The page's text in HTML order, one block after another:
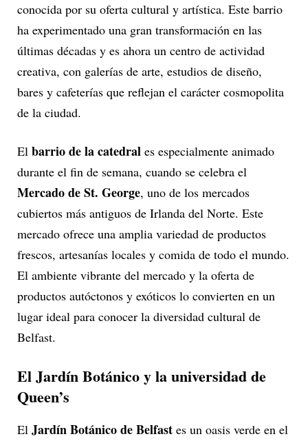
conocida por su oferta cultural y artística. Este barrio
ha experimentado una gran transformación en las
últimas décadas y es ahora un centro de actividad
creativa, con galerías de arte, estudios de diseño,
bares y cafeterías que reflejan el carácter cosmopolita
de la ciudad.
El barrio de la catedral es especialmente animado
durante el fin de semana, cuando se celebra el
Mercado de St. George, uno de los mercados
cubiertos más antiguos de Irlanda del Norte. Este
mercado ofrece una amplia variedad de productos
frescos, artesanías locales y comida de todo el mundo.
El ambiente vibrante del mercado y la oferta de
productos autóctonos y exóticos lo convierten en un
lugar ideal para conocer la diversidad cultural de
Belfast.
El Jardín Botánico y la universidad de
Queen’s
El Jardín Botánico de Belfast es un oasis verde en el